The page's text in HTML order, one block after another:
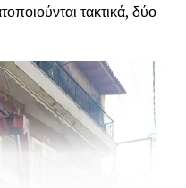
τακτικά, δύο